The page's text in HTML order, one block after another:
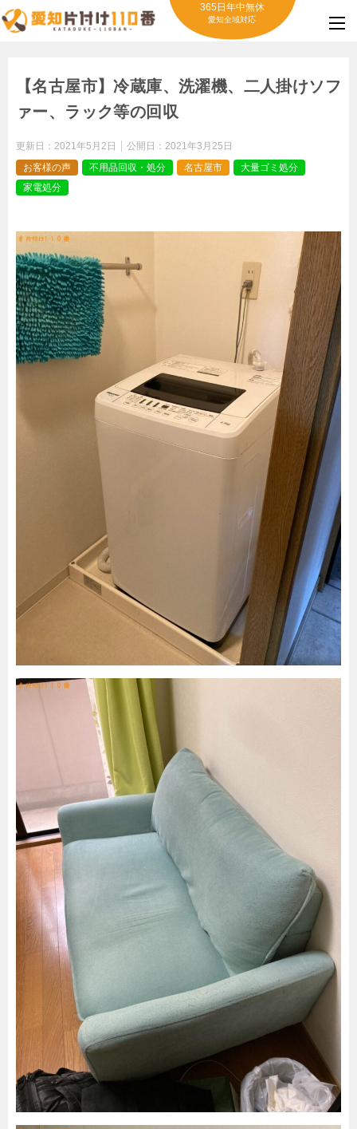
365日年中無休
愛知全域対応
【名古屋市】冷蔵庫、洗濯機、二人掛けソフ
ァー、ラック等の回収
更新日： 2021年5月2日 公開日： 2021年3月25日
お客様の声
不用品回収・処分 名古屋市
大量ゴミ処分
家電処分